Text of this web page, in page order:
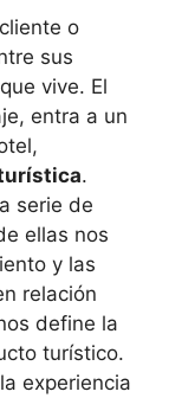
o
sus
vive. El
entra a un
.
serie de
ellas nos
y las
relación
define la
turístico.
experiencia